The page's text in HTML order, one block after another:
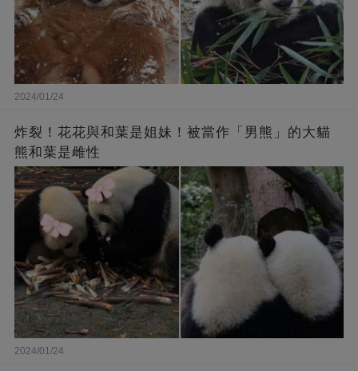
2024/01/24
炸裂！花花與和葉是姐妹！被當作「男熊」的大貓
熊和葉是雌性
2024/01/24